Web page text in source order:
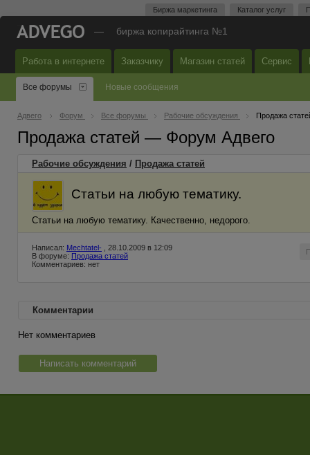
Биржа маркетинга Каталог услуг
— биржа копирайтинга №1
Работа в интернете Заказчику Магазин статей Сервис
Все форумы Новые сообщения
Адвего Форум Все форумы Рабочие обсуждения Продажа
Продажа статей — Форум Адвего
Рабочие обсуждения / Продажа статей
Статьи на любую тематику.
Статьи на любую тематику. Качественно, недорого.
Написал: Mechtatel- , 28.10.2009 в 12:09
В форуме: Продажа статей
Комментариев: нет
Комментарии
Нет комментариев
Написать комментарий